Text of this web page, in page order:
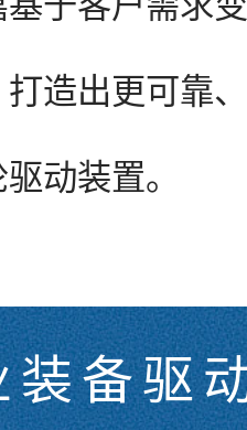
打造出更可靠
动装置。
装备驱